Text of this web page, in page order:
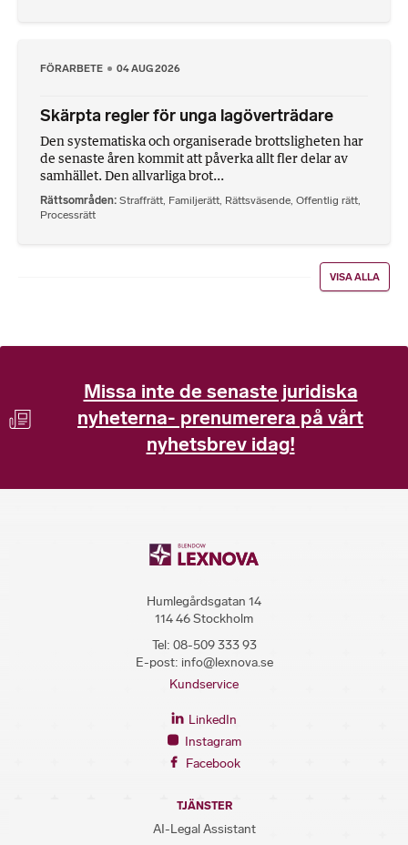
FÖRARBETE 04 AUG 2026
Skärpta regler för unga lagöverträdare
Den systematiska och organiserade brottsligheten har
de senaste åren kommit att påverka allt fler delar av
samhället. Den allvarliga brot...
Rättsområden Straffrätt Familjerätt Rättsväsende Offentlig rätt
Processrätt
VISA ALLA
Missa inte de senaste juridiska
nyheterna- prenumerera på vårt
nyhetsbrev idag!
Humlegårdsgatan 14
114 46 Stockholm
Tel: 08-509 333 93
E-post: info@lexnova.se
Kundservice
LinkedIn
Instagram
Facebook
TJÄNSTER
AI-Legal Assistant